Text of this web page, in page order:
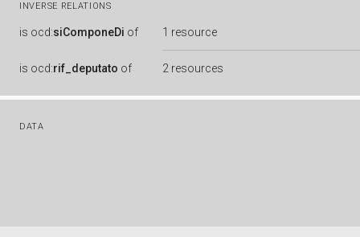
INVERSE RELATIONS
is ocd:siComponeDi of 1 resource
is ocd:rif_deputato of 2 resources
DATA